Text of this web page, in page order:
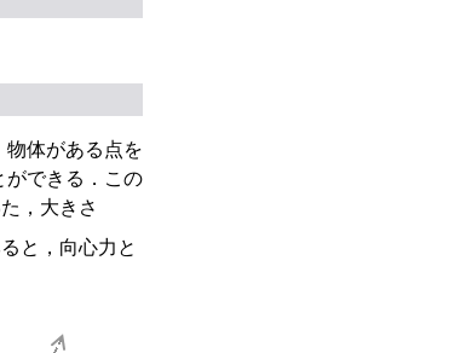
物体がある点を
ができる．この
，大きさ
と，向心力と